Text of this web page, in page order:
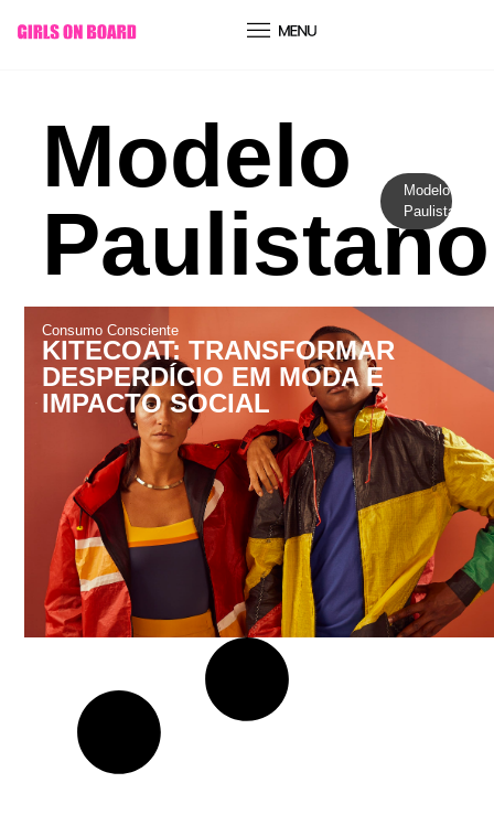
conteúdo
Modelo
Paulistano
Modelo
Paulistano
Consumo Consciente
KITECOAT: TRANSFORMAR
DESPERDÍCIO EM MODA E
IMPACTO SOCIAL